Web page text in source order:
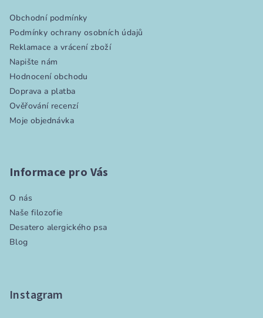
Obchodní podmínky
Podmínky ochrany osobních údajů
Reklamace a vrácení zboží
Napište nám
Hodnocení obchodu
Doprava a platba
Ověřování recenzí
Moje objednávka
Informace pro Vás
O nás
Naše filozofie
Desatero alergického psa
Blog
Instagram